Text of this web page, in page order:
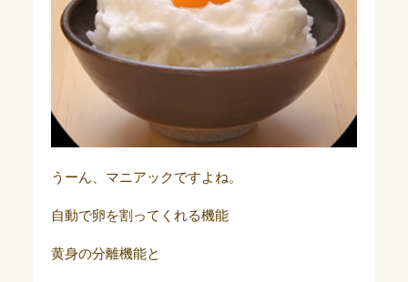
うーん、マニアックですよね。
自動で卵を割ってくれる機能
黄身の分離機能と